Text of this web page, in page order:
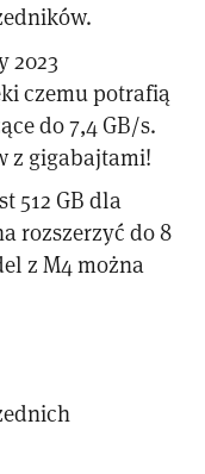
2023
czemu potrafią
do 7,4 GB/s.
z gigabajtami!
512 GB dla
rozszerzyć do 8
z M4 można